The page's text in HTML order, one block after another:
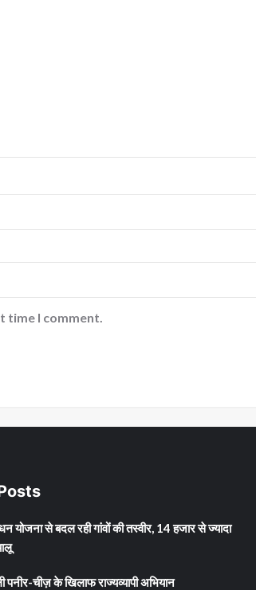
time I comment.
योजना से बदल रही गांवों की तस्वीर, 14 हजार से ज्यादा
चीज़ के खिलाफ राज्यव्यापी अभियान